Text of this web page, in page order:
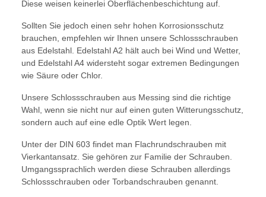
Diese weisen keinerlei Oberflächenbeschichtung auf.
Sollten Sie jedoch einen sehr hohen Korrosionsschutz
brauchen, empfehlen wir Ihnen unsere Schlossschrauben
aus Edelstahl. Edelstahl A2 hält auch bei Wind und Wetter,
und Edelstahl A4 widersteht sogar extremen Bedingungen
wie Säure oder Chlor.
Unsere Schlossschrauben aus Messing sind die richtige
Wahl, wenn sie nicht nur auf einen guten Witterungsschutz,
sondern auch auf eine edle Optik Wert legen.
Unter der DIN 603 findet man Flachrundschrauben mit
Vierkantansatz. Sie gehören zur Familie der Schrauben.
Umgangssprachlich werden diese Schrauben allerdings
Schlossschrauben oder Torbandschrauben genannt.